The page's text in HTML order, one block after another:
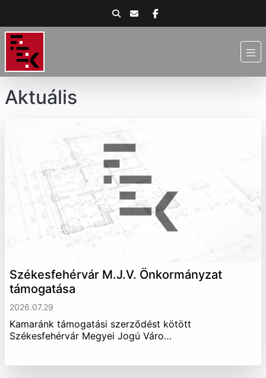
Aktuális
Székesfehérvár M.J.V. Önkormányzat
támogatása
2026.07.29
Kamaránk támogatási szerződést kötött
Székesfehérvár Megyei Jogú Váro…